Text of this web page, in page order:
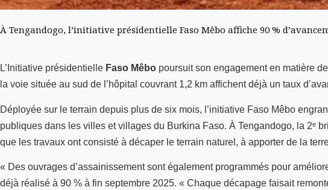
À Tengandogo, l’initiative présidentielle Faso Mêbo affiche 90 %
L’Initiative présidentielle Faso Mêbo poursuit son engagement en matière
la voie située au sud de l’hôpital couvrant 1,2 km affichent déjà un taux
Déployée sur le terrain depuis plus de six mois, l’initiative Faso Mêbo
publiques dans les villes et villages du Burkina Faso. À Tengandogo, la 2ᵉ
que les travaux ont consisté à décaper le terrain naturel, à apporter de la
« Des ouvrages d’assainissement sont également programmés pour
déjà réalisé à 90 % à fin septembre 2025. « Chaque décapage faisait